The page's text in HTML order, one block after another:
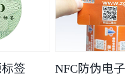
签 NFC防伪电